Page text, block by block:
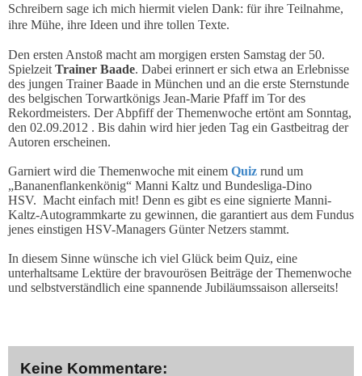
Schreibern sage ich mich hiermit vielen Dank: für ihre Teilnahme,
ihre Mühe, ihre Ideen und ihre tollen Texte.
Den ersten Anstoß macht am morgigen ersten Samstag der 50.
Spielzeit Trainer Baade. Dabei erinnert er sich etwa an Erlebnisse
des jungen Trainer Baade in München und an die erste Sternstunde
des belgischen Torwartkönigs Jean-Marie Pfaff im Tor des
Rekordmeisters. Der Abpfiff der Themenwoche ertönt am Sonntag,
den 02.09.2012 . Bis dahin wird hier jeden Tag ein Gastbeitrag der
Autoren erscheinen.
Garniert wird die Themenwoche mit einem Quiz rund um
„Bananenflankenkönig“ Manni Kaltz und Bundesliga-Dino
HSV. Macht einfach mit! Denn es gibt es eine signierte Manni-
Kaltz-Autogrammkarte zu gewinnen, die garantiert aus dem Fundus
jenes einstigen HSV-Managers Günter Netzers stammt.
In diesem Sinne wünsche ich viel Glück beim Quiz, eine
unterhaltsame Lektüre der bravourösen Beiträge der Themenwoche
und selbstverständlich eine spannende Jubiläumssaison allerseits!
Keine Kommentare: